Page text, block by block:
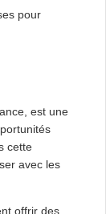
pour
est une
cette
avec les
offrir des